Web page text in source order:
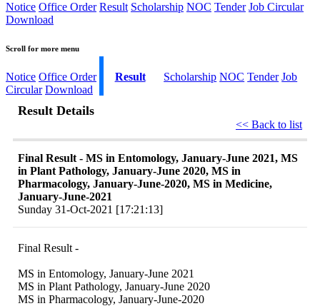
Notice Office Order Result Scholarship NOC Tender Job Circular
Download
Scroll for more menu
Notice Office Order Result Scholarship NOC Tender Job
Circular Download
Result Details
<< Back to list
Final Result - MS in Entomology, January-June 2021, MS
in Plant Pathology, January-June 2020, MS in
Pharmacology, January-June-2020, MS in Medicine,
January-June-2021
Sunday 31-Oct-2021 [17:21:13]
Final Result -
MS in Entomology, January-June 2021
MS in Plant Pathology, January-June 2020
MS in Pharmacology, January-June-2020